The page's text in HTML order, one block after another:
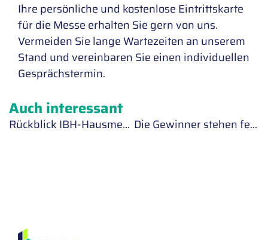
Auch interessant
Rückblick IBH-Hausmesse 16.03.2017 Die Gewinner stehen fest: Deutscher Rechenzentrumspreis 2017
Ihre persönliche und kostenlose Eintrittskarte
für die Messe erhalten Sie gern von uns.
Vermeiden Sie lange Wartezeiten an unserem
Stand und vereinbaren Sie einen individuellen
Gesprächstermin.